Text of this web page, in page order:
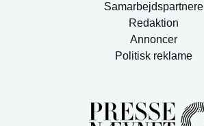
Samarbejdspartnere
Redaktion
Annoncer
Politisk reklame